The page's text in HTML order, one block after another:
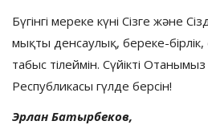
Бүгінгі мереке күні Сізге және
мықты денсаулық, береке-бірлік,
табыс тілеймін. Сүйікті Отанымыз
Республикасы гүлде берсін!
Эрлан Батырбеков,